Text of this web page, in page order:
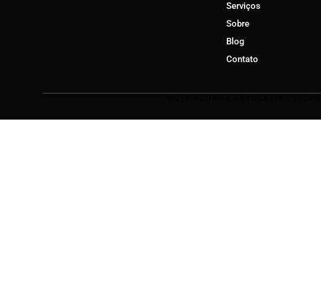
Serviços
Sobre
Blog
Contato